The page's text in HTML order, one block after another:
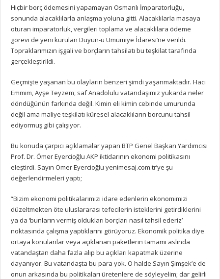
Hiçbir borç ödemesini yapamayan Osmanlı İmparatorluğu,
sonunda alacaklılarla anlaşma yoluna gitti. Alacaklılarla masaya
oturan imparatorluk, vergileri toplama ve alacaklılara ödeme
görevi de yeni kurulan Düyun-u Umumiye İdaresi’ne verildi.
Topraklarımızın işgali ve borçların tahsilatı bu teşkilat tarafında
gerçekleştirildi.
Geçmişte yaşanan bu olayların benzeri şimdi yaşanmaktadır. Hacı
Emmim, Ayşe Teyzem, saf Anadolulu vatandaşımız yukarda neler
döndüğünün farkında değil. Kimin eli kimin cebinde umurunda
değil ama maliye teşkilatı küresel alacaklıların borcunu tahsil
ediyormuş gibi çalışıyor.
Bu konuda çarpıcı açıklamalar yapan BTP Genel Başkan Yardımcısı
Prof. Dr. Ömer Eyercioğlu AKP iktidarının ekonomi politikasını
eleştirdi. Sayın Ömer Eyercioğlu yenimesaj.com.tr’ye şu
değerlendirmeleri yaptı;
“Bizim ekonomi politikalarımızı idare edenlerin ekonomimizi
düzeltmekten öte uluslararası tefecilerin isteklerini getirdiklerini
ya da ‘bunların vermiş oldukları borçları nasıl tahsil ederiz’
noktasında çalışma yaptıklarını görüyoruz. Ekonomik politika diye
ortaya konulanlar veya açıklanan paketlerin tamamı aslında
vatandaştan daha fazla alıp bu açıkları kapatmak üzerine
dayanıyor. Bu vatandaşta bu para yok. O halde Sayın Şimşek’e de
onun arkasında bu politikaları üretenlere de söyleyelim; dar gelirli